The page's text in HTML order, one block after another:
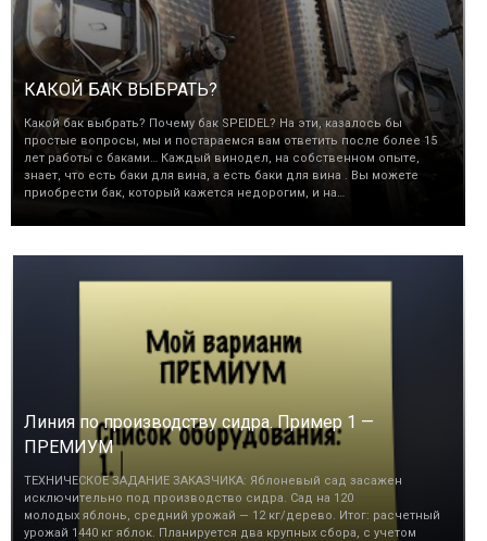
КАКОЙ БАК ВЫБРАТЬ?
Какой бак выбрать? Почему бак SPEIDEL? На эти, казалось бы
простые вопросы, мы и постараемся вам ответить после более 15
лет работы с баками… Каждый винодел, на собственном опыте,
знает, что есть баки для вина, а есть баки для вина . Вы можете
приобрести бак, который кажется недорогим, и на…
Линия по производству сидра. Пример 1 —
ПРЕМИУМ
ТЕХНИЧЕСКОЕ ЗАДАНИЕ ЗАКАЗЧИКА: Яблоневый сад засажен
исключительно под производство сидра. Сад на 120
молодых яблонь, средний урожай — 12 кг/дерево. Итог: расчетный
урожай 1440 кг яблок. Планируется два крупных сбора, с учетом